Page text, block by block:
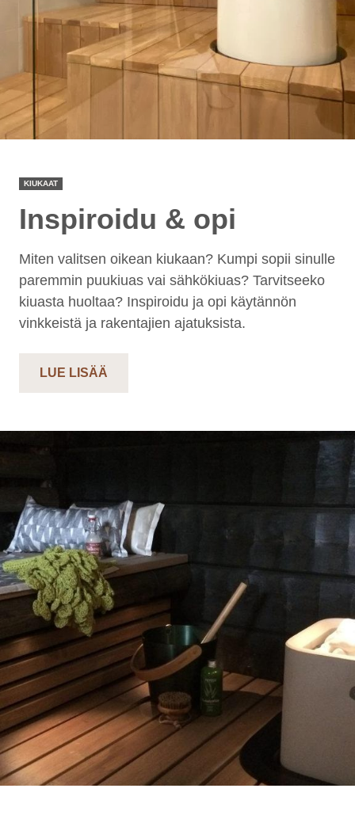
KIUKAAT
Inspiroidu & opi
Miten valitsen oikean kiukaan? Kumpi sopii sinulle
paremmin puukiuas vai sähkökiuas? Tarvitseeko
kiuasta huoltaa? Inspiroidu ja opi käytännön
vinkkeistä ja rakentajien ajatuksista.
LUE LISÄÄ